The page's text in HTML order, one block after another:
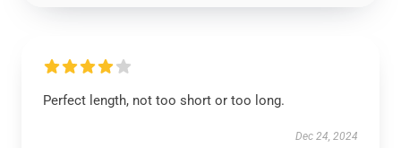
Perfect length, not too short or too long.
Dec 24, 2024